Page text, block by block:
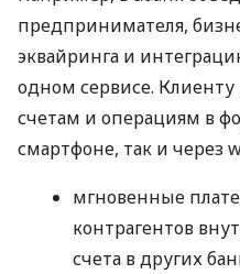
предпринимателя,
эквайринга и
одном сервисе. Клиенту
счетам и операциям в
смартфоне, так и через
мгновенные
контрагентов
счета в других